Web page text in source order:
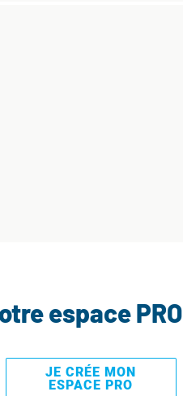
espace PRO
JE CRÉE MON
ESPACE PRO